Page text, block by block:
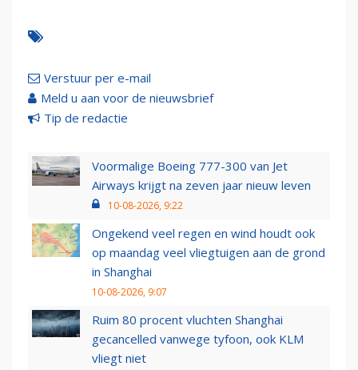
Verstuur per e-mail
Meld u aan voor de nieuwsbrief
Tip de redactie
Voormalige Boeing 777-300 van Jet
Airways krijgt na zeven jaar nieuw leven
10-08-2026, 9:22
Ongekend veel regen en wind houdt ook
op maandag veel vliegtuigen aan de grond
in Shanghai
10-08-2026, 9:07
Ruim 80 procent vluchten Shanghai
gecancelled vanwege tyfoon, ook KLM
vliegt niet